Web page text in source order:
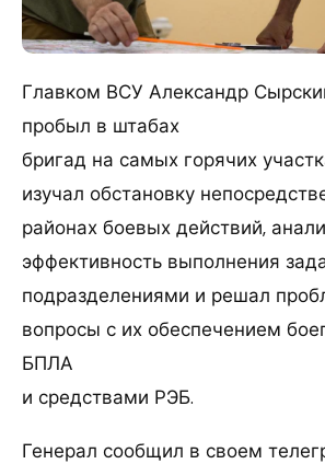
Главком ВСУ Александр
пробыл в штабах
бригад на самых горячих
изучал обстановку
районах боевых действий,
эффективность выполнения
подразделениями и решал
вопросы с их обеспечением
БПЛА
и средствами РЭБ.
Генерал сообщил в своем